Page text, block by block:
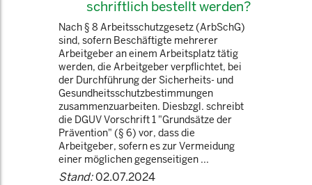
schriftlich bestellt werden?
Nach § 8 Arbeitsschutzgesetz (ArbSchG)
sind, sofern Beschäftigte mehrerer
Arbeitgeber an einem Arbeitsplatz tätig
werden, die Arbeitgeber verpflichtet, bei
der Durchführung der Sicherheits- und
Gesundheitsschutzbestimmungen
zusammenzuarbeiten. Diesbzgl. schreibt
die DGUV Vorschrift 1 "Grundsätze der
Prävention" (§ 6) vor, dass die
Arbeitgeber, sofern es zur Vermeidung
einer möglichen gegenseitigen ...
Stand:02.07.2024